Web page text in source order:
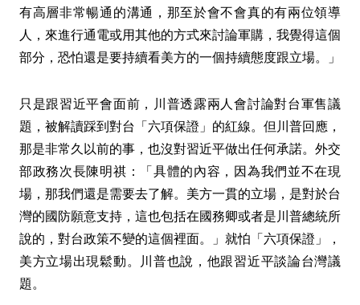
有高層非常暢通的溝通，那至於會不會真的有兩位領導
人，來進行通電或用其他的方式來討論軍購，我覺得這個
部分，恐怕還是要持續看美方的一個持續態度跟立場。」
只是跟習近平會面前，川普透露兩人會討論對台軍售議
題，被解讀踩到對台「六項保證」的紅線。但川普回應，
那是非常久以前的事，也沒對習近平做出任何承諾。外交
部政務次長陳明祺：「具體的內容，因為我們並不在現
場，那我們還是需要去了解。美方一貫的立場，是對於台
灣的國防願意支持，這也包括在國務卿或者是川普總統所
說的，對台政策不變的這個裡面。」就怕「六項保證」，
美方立場出現鬆動。川普也說，他跟習近平談論台灣議
題。